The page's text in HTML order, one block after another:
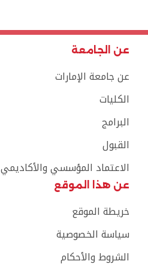
عن الجامعة
عن جامعة الإمارات
الكليات
البرامج
القبول
الاعتماد المؤسسي والأكاديمي
عن هذا الموقع
خريطة الموقع
سياسة الخصوصية
الشروط والأحكام